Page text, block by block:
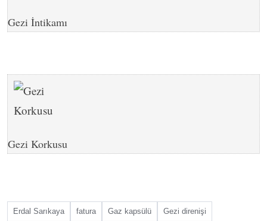
Gezi İntikamı
Gezi Korkusu
Erdal Sarıkaya fatura Gaz kapsülü Gezi direnişi